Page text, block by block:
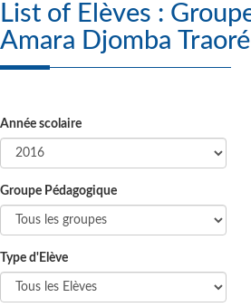
List of Elèves : Groupe Scolaire
Amara Djomba Traoré
Année scolaire
Groupe Pédagogique
Type d'Elève